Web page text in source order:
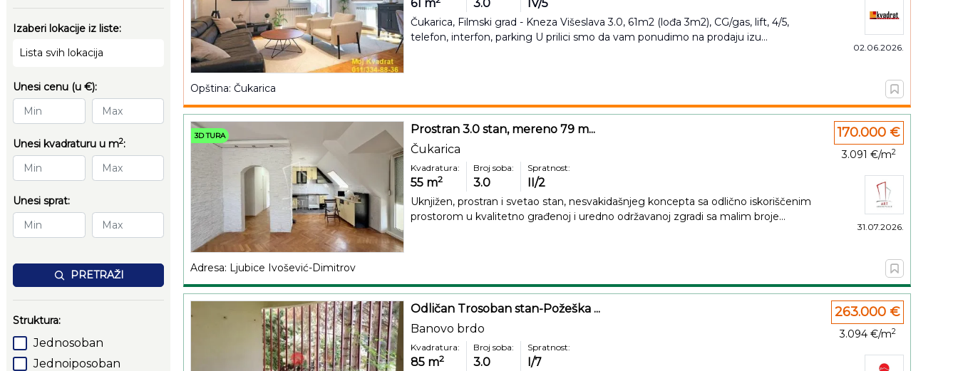
Izaberi lokacije iz liste:
Lista svih lokacija
Unesi cenu (u €):
Unesi kvadraturu u m2:
Unesi sprat:
PRETRAŽI
Struktura:
Jednosoban
Jednoiposoban
61 m 3.0 IV/5
Čukarica, Filmski grad - Kneza Višeslava 3.0, 61m2 (lođa 3m2), CG/gas, lift, 4/5,
telefon, interfon, parking U prilici smo da vam ponudimo na prodaju izu...
02.06.2026.
Opština: Čukarica
3D TURA
Prostran 3.0 stan, mereno 79 m...
Čukarica
Kvadratura:
55 m2
Broj soba:
3.0
Spratnost:
II/2
Uknjižen, prostran i svetao stan, nesvakidašnjeg koncepta sa odlično iskoriščenim
prostorom u kvalitetno građenoj i uredno održavanoj zgradi sa malim broje...
170.000 €
3.091 €/m2
31.07.2026.
Adresa: Ljubice Ivošević-Dimitrov
Odličan Trosoban stan-Požeška ...
Banovo brdo
Kvadratura:
85 m2
Broj soba:
3.0
Spratnost:
I/7
263.000 €
3.094 €/m2